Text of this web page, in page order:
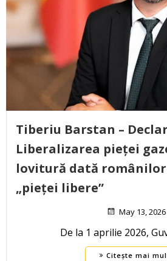
Tiberiu Barstan –
Liberalizarea pieței
lovitură dată
„pieței libere”
May 13, 2026
De la 1 aprilie 2026,
Citește mai